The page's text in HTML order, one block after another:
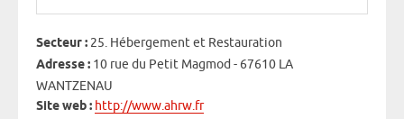
Secteur : 25. Hébergement et Restauration
Adresse : 10 rue du Petit Magmod - 67610 LA
WANTZENAU
Site web : http://www.ahrw.fr